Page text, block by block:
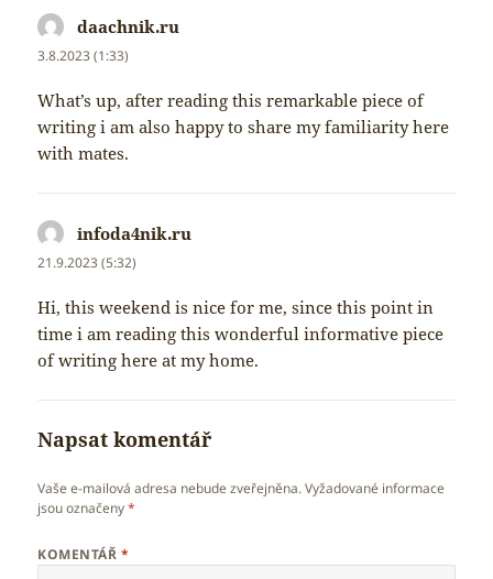
daachnik.ru
3.8.2023 (1:33)
What’s up, after reading this remarkable piece of
writing i am also happy to share my familiarity here
with mates.
infoda4nik.ru
21.9.2023 (5:32)
Hi, this weekend is nice for me, since this point in
time i am reading this wonderful informative piece
of writing here at my home.
Napsat komentář
Vaše e-mailová adresa nebude zveřejněna. Vyžadované informace
jsou označeny*
KOMENTÁŘ *